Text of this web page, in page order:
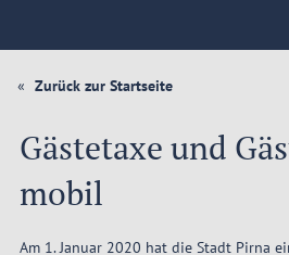
Zurück zur Startseite
Gästetaxe und
mobil
Am 1. Januar 2020 hat die Stadt Pirna